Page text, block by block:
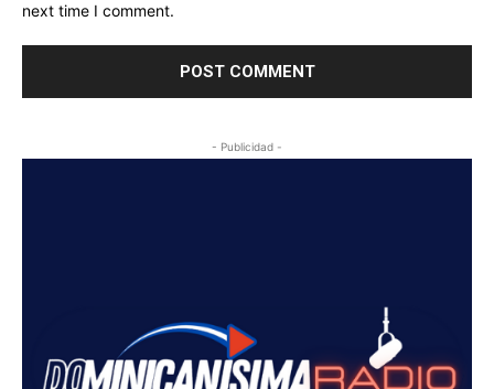
next time I comment.
- Publicidad -